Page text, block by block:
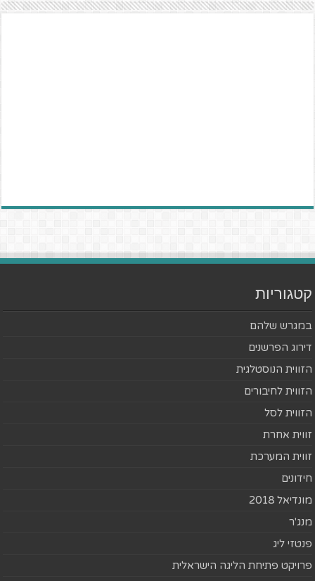
קטגוריות
במגרש שלהם
דירוג הפרשנים
הזווית הנוסטלגית
הזווית לחיבורים
הזווית לסל
זווית אחרת
זווית המערכת
חידונים
מונדיאל 2018
מנג'ר
פנטזי ליג
פרויקט פתיחת הליגה הישראלית